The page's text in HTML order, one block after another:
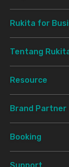
Rukita for
Tentang
Resource
Brand Partner
Booking